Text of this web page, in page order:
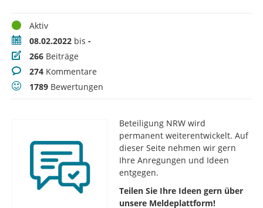
StatusAktiv
Zeitraum08.02.2022 bis -
Beiträge
266 Beiträge
Kommentare
274 Kommentare
Bewertungen
1789 Bewertungen
Beteiligung NRW wird
permanent weiterentwickelt. Auf
dieser Seite nehmen wir gern
Ihre Anregungen und Ideen
entgegen.
Teilen Sie Ihre Ideen gern über
unsere Meldeplattform!